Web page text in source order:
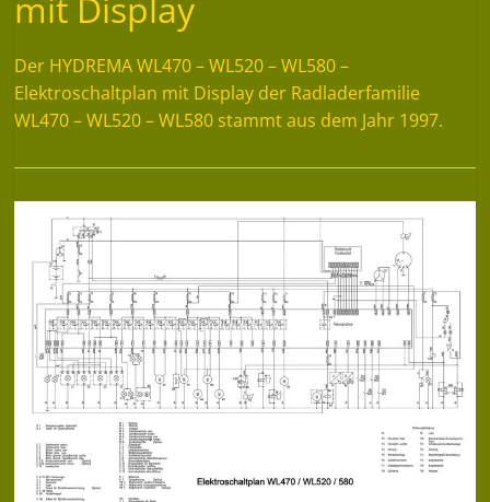
Der HYDREMA WL470 – WL520 – WL580 –
Elektroschaltplan mit Display der Radladerfamilie
WL470 – WL520 – WL580 stammt aus dem Jahr 1997.